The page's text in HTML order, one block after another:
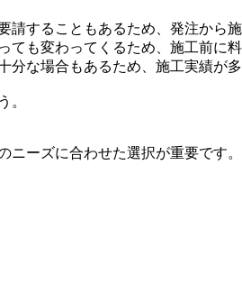
することもあるため、発注から
も変わってくるため、施工前に
な場合もあるため、施工実績が
。
ーズに合わせた選択が重要です。